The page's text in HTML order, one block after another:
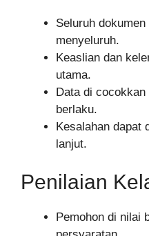
Seluruh
menyeluruh.
Keaslian dan
utama.
Data di
berlaku.
Kesalahan dapat
lanjut.
Penilaian
Pemohon di nilai